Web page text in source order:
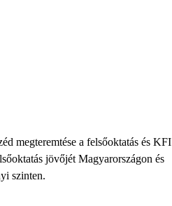
megteremtése a felsőoktatás és KFI
jövőjét Magyarországon és
szinten.